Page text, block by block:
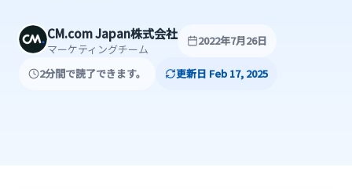
CM.com Japan株式会社
マーケティングチーム
2022年7月26日
2分間で読了できます。 更新日 Feb 17, 2025